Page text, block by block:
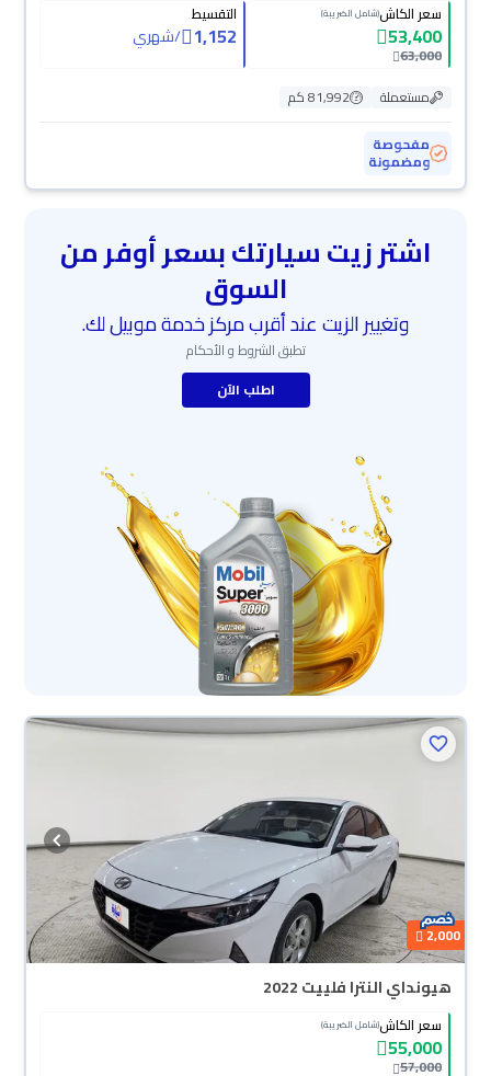
سعر الكاش(شامل الضريبة)
53,400
63,000
التقسيط
1,152
/شهري
مستعملة
81,992 كم
مفحوصة
ومضمونة
اشتر زيت سيارتك بسعر أوفر من
السوق
وتغيير الزيت عند أقرب مركز خدمة موبيل لك.
تطبق الشروط و الأحكام
اطلب الآن
2,000
هيونداي النترا فلييت 2022
سعر الكاش(شامل الضريبة)
55,000
57,000